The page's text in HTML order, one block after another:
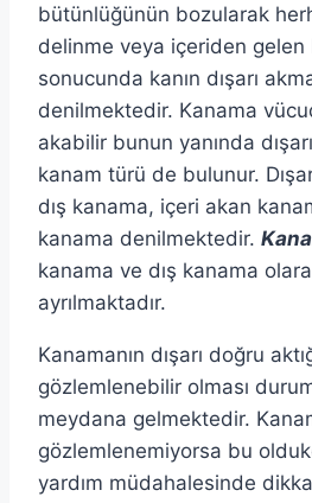
bütünlüğünün bozularak
delinme veya içeriden gelen
sonucunda kanın dışarı
denilmektedir. Kanama
akabilir bunun yanında
kanam türü de bulunur.
dış kanama, içeri akan
kanama denilmektedir.
kanama ve dış kanama
ayrılmaktadır.
Kanamanın dışarı doğru
gözlemlenebilir olması
meydana gelmektedir.
gözlemlenemiyorsa bu
yardım müdahalesinde